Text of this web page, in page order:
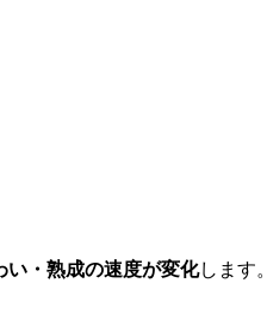
い・熟成の速度が変化します。